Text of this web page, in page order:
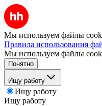
Мы используем файлы
Правила использования
Мы используем файлы
Понятно
Ищу работу
Ищу работу
Ищу работу